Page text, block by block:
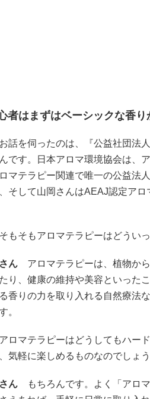
者はまずはベーシックな香り
話を伺ったのは、『公益社団法
です。日本アロマ環境協会は、
マテラピー関連で唯一の公益法
そして山岡さんはAEAJ認定ア
そもアロマテラピーはどういっ
ん アロマテラピーは、植物か
り、健康の維持や美容といった
香りの力を取り入れる自然療法
。
マテラピーはどうしてもハー
気軽に楽しめるものなのでしょ
ん
もちろんです。よく「アロ